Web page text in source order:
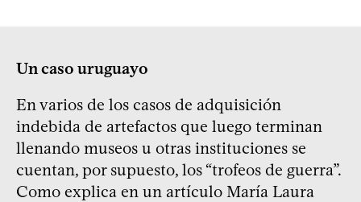
Un caso uruguayo
En varios de los casos de adquisición
indebida de artefactos que luego terminan
llenando museos u otras instituciones se
cuentan, por supuesto, los “trofeos de guerra”.
Como explica en un artículo María Laura